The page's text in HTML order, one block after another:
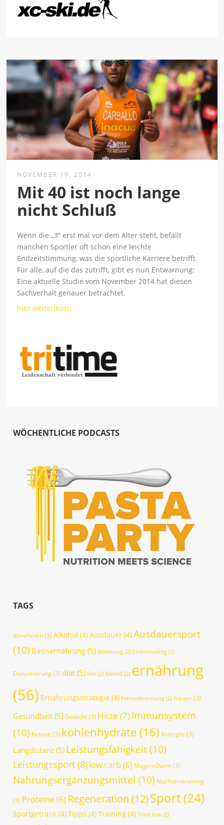
NOVEMBER 19, 2014
Mit 40 ist noch lange
nicht Schluß
Wenn die „3“ erst mal vor dem Alter steht, befällt
manchen Sportler oft schon eine leichte
Endzeitstimmung, was die sportliche Karriere betrifft.
Für alle, auf die das zutrifft, gibt es nun Entwarnung:
Eine aktuelle Studie vom November 2014 hat diesen
Sachverhalt genauer betrachtet.
hier weiterlesen
WÖCHENTLICHE PODCASTS
TAGS
abnehmen(3) Alkohol (4)Ausdauer (4)Ausdauersport
(10) Basisernährung (5) Belastung (2) Carboloading (2)
Dehydrierung(3) diät (5) Eier(2) Eiweiß (2) ernährung
(56) Ernährungsstrategie (4) Fettverbrennung (2) frauen(3)
Gesundheit (5)Gewicht(3) Hitze (7)Immunsystem
(10) Ketone (3) kohlenhydrate (16) Krämpfe (3)
Langdistanz (5) Leistungsfähigkeit(10)
Leistungssport (8)low carb (6) Magen-Darm(3)
Nahrungsergänzungsmittel (10) Nüchterntraining
(3) Proteine(6) Regeneration (12)Sport (24)
Sportgetränk (4)Tipps (4)Training (4) Train low (2)